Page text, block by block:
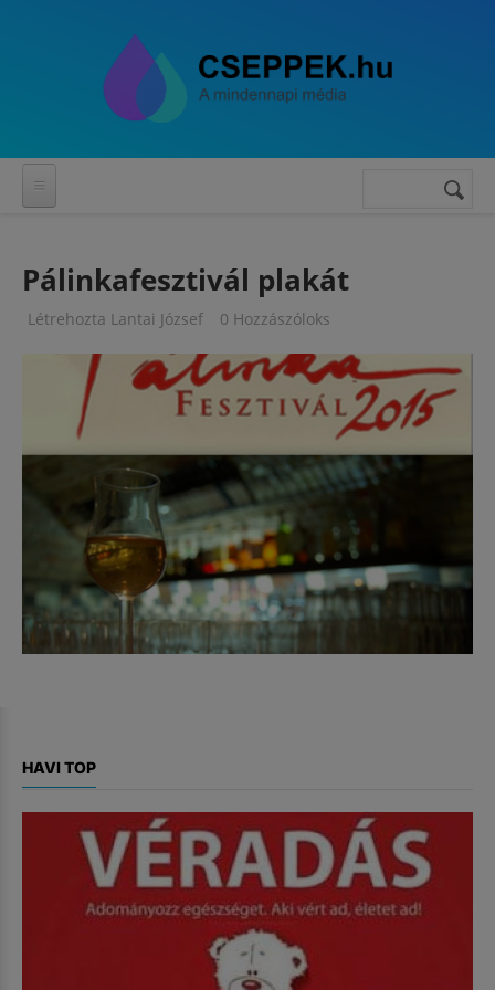
Keresés
Pálinkafesztivál plakát
Létrehozta Lantai József 0 Hozzászóloks
HAVI TOP